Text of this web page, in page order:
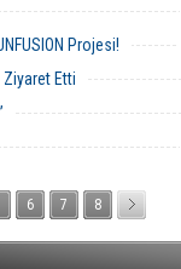
Projesi!
Ziyaret Etti
6 7 8